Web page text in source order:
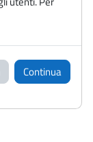
Continua